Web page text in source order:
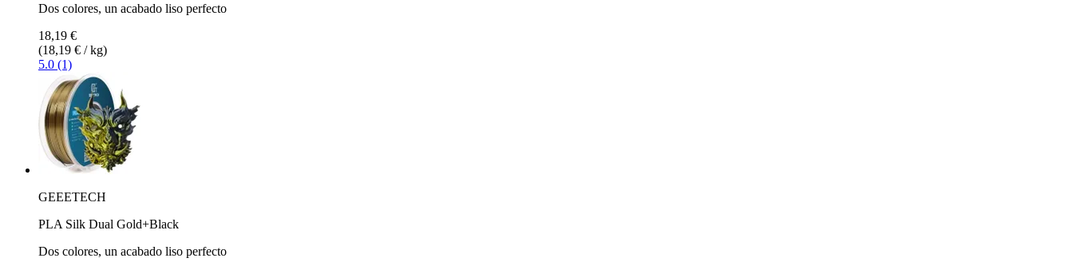
Dos colores, un acabado liso perfecto
18,19 €
(18,19 € / kg)
5.0 (1)
GEEETECH
PLA Silk Dual Gold+Black
Dos colores, un acabado liso perfecto